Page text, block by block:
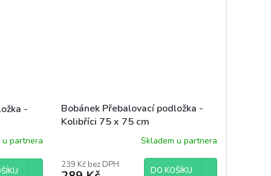
-
u partnera
Bobánek Přebalovací podložka -
Kolibříci 75 x 75 cm
Skladem u partnera
239 Kč bez DPH
DO KOŠÍKU